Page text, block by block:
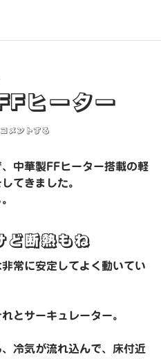
ヒーター
コメントする
中華製FFヒーター搭載の軽
てきました。
ど断熱もね
常に安定してよく動いてい
とサーキュレーター。
冷気が流れ込んで、床付近